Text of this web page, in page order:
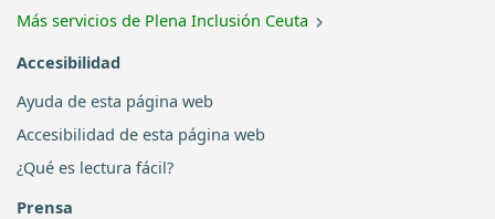
Más servicios de Plena Inclusión Ceuta
Accesibilidad
Ayuda de esta página web
Accesibilidad de esta página web
¿Qué es lectura fácil?
Prensa